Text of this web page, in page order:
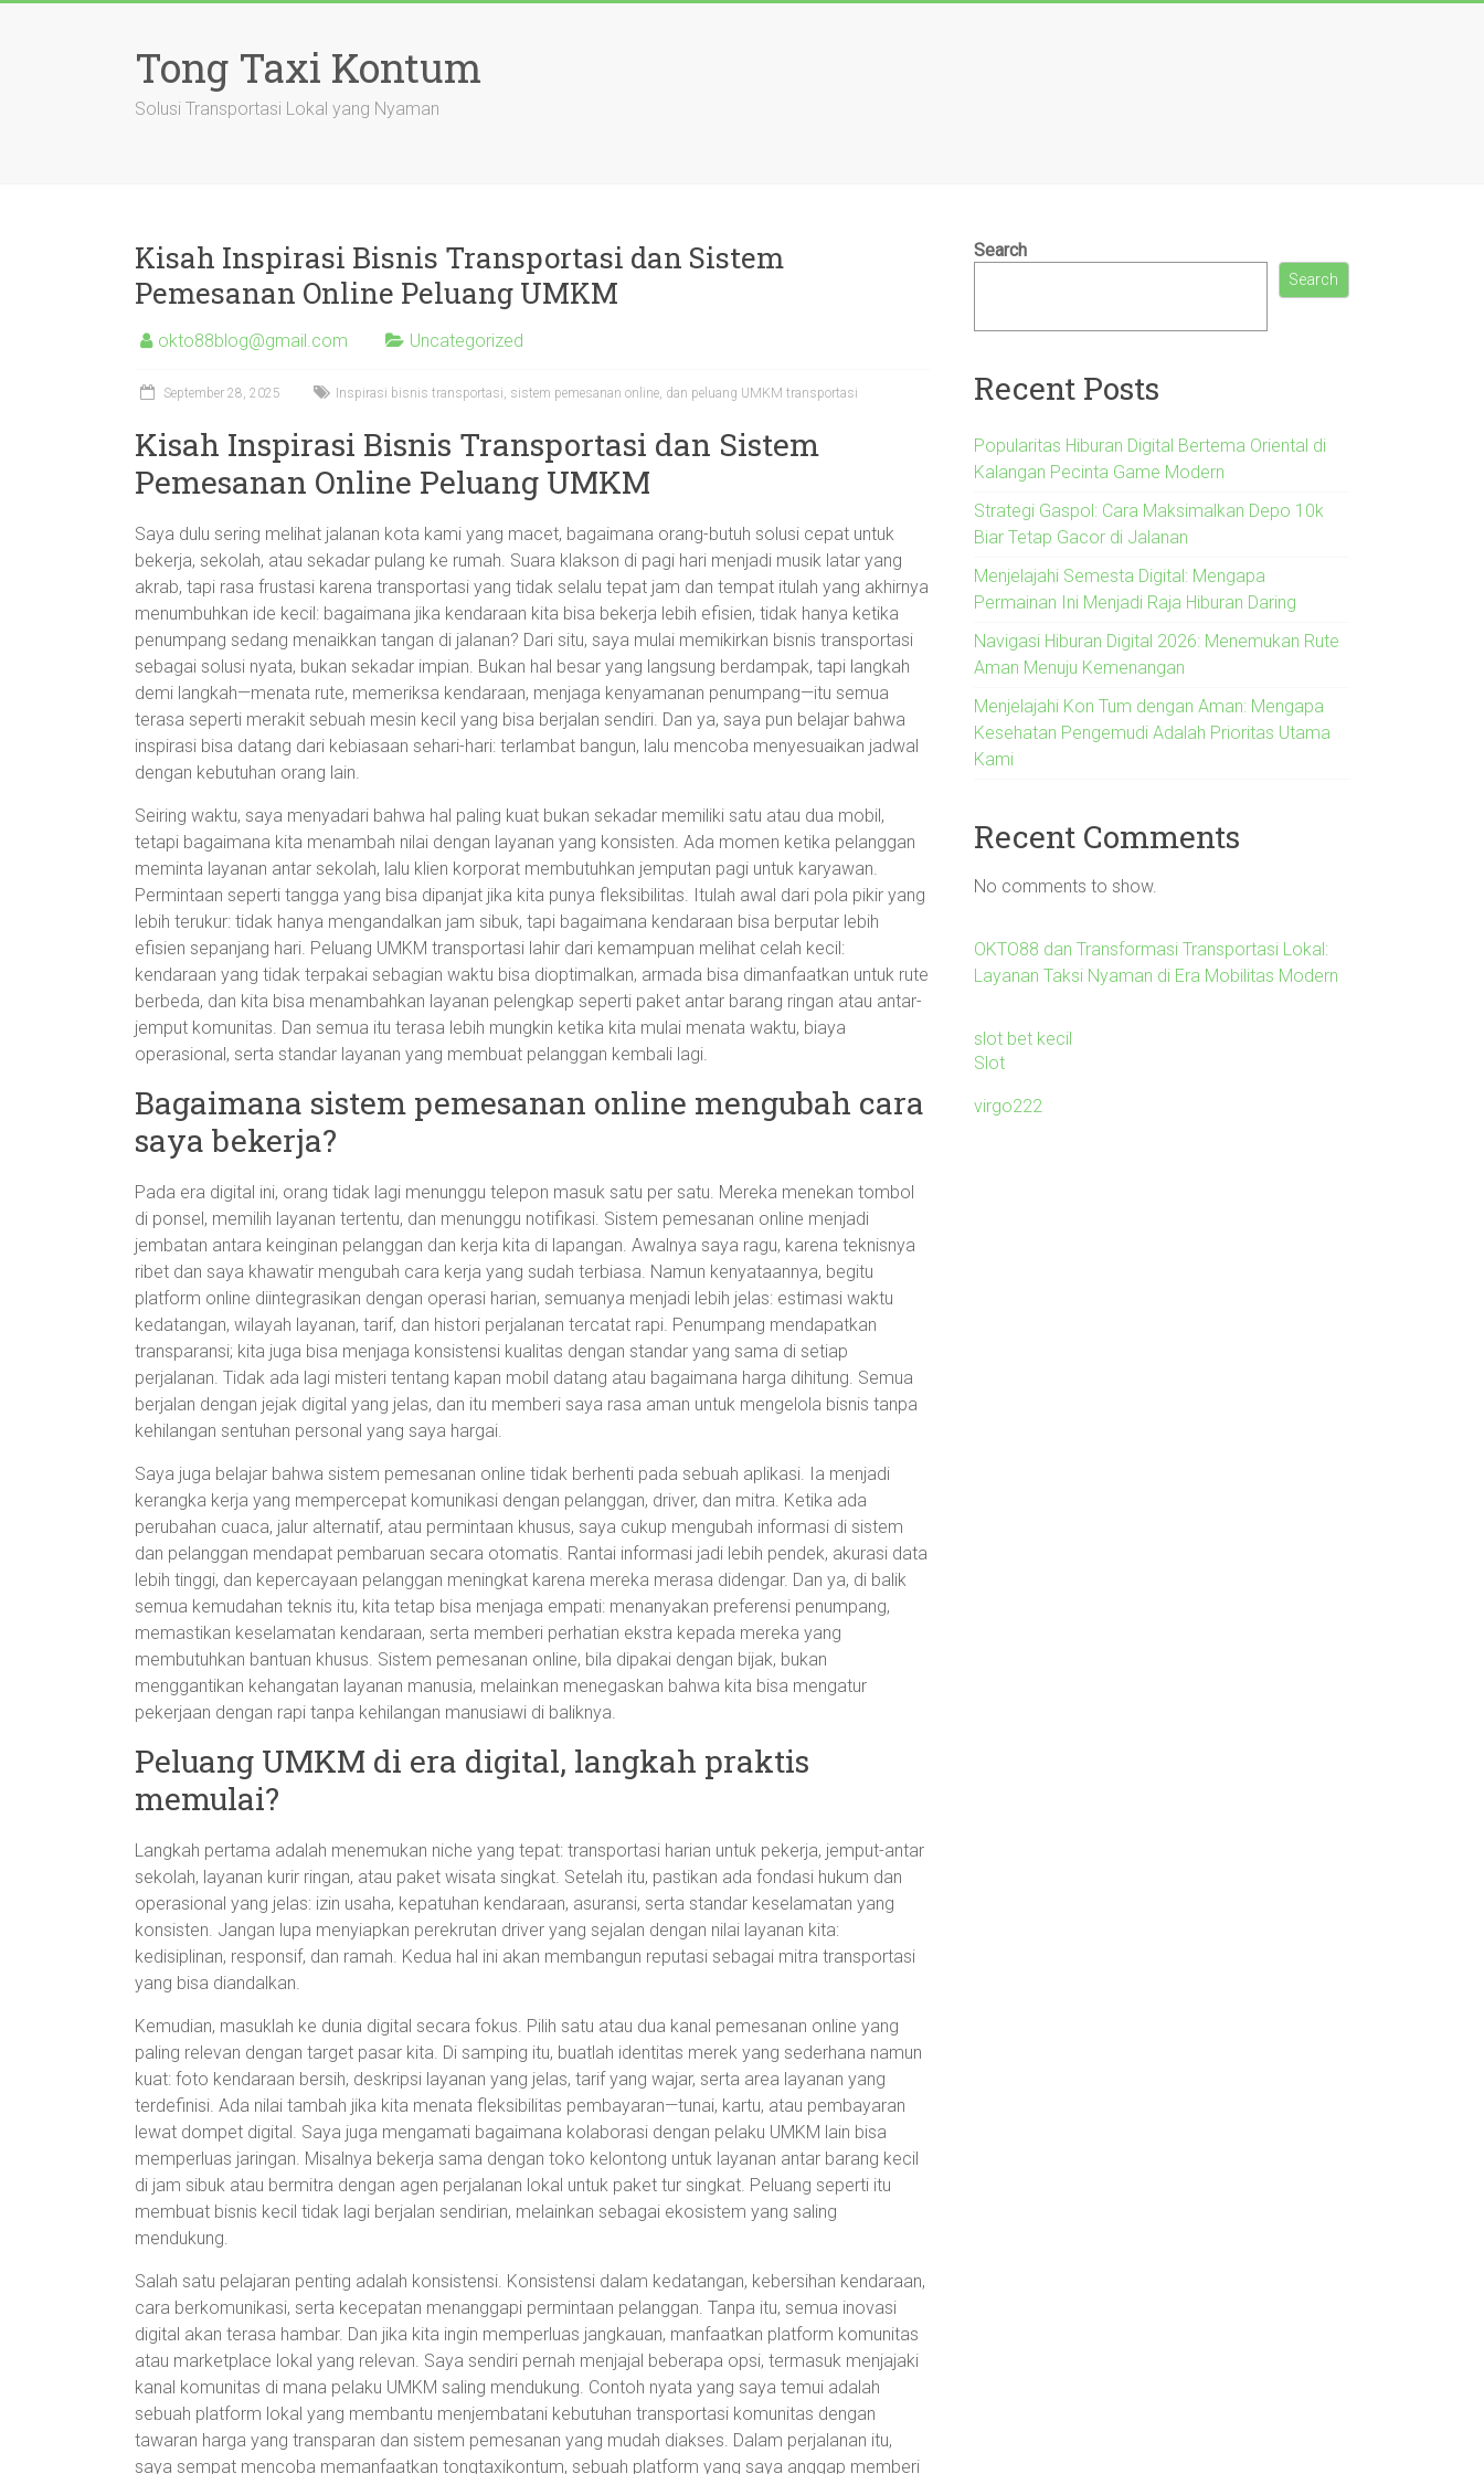
Tong Taxi Kontum
Solusi Transportasi Lokal yang Nyaman
Kisah Inspirasi Bisnis Transportasi dan Sistem
Pemesanan Online Peluang UMKM
okto88blog@gmail.com Uncategorized
September 28, 2025 Inspirasi bisnis transportasi, sistem pemesanan online, dan peluang UMKM transportasi
Kisah Inspirasi Bisnis Transportasi dan Sistem
Pemesanan Online Peluang UMKM
Saya dulu sering melihat jalanan kota kami yang macet, bagaimana orang-butuh solusi cepat untuk
bekerja, sekolah, atau sekadar pulang ke rumah. Suara klakson di pagi hari menjadi musik latar yang
akrab, tapi rasa frustasi karena transportasi yang tidak selalu tepat jam dan tempat itulah yang akhirnya
menumbuhkan ide kecil: bagaimana jika kendaraan kita bisa bekerja lebih efisien, tidak hanya ketika
penumpang sedang menaikkan tangan di jalanan? Dari situ, saya mulai memikirkan bisnis transportasi
sebagai solusi nyata, bukan sekadar impian. Bukan hal besar yang langsung berdampak, tapi langkah
demi langkah—menata rute, memeriksa kendaraan, menjaga kenyamanan penumpang—itu semua
terasa seperti merakit sebuah mesin kecil yang bisa berjalan sendiri. Dan ya, saya pun belajar bahwa
inspirasi bisa datang dari kebiasaan sehari-hari: terlambat bangun, lalu mencoba menyesuaikan jadwal
dengan kebutuhan orang lain.
Seiring waktu, saya menyadari bahwa hal paling kuat bukan sekadar memiliki satu atau dua mobil,
tetapi bagaimana kita menambah nilai dengan layanan yang konsisten. Ada momen ketika pelanggan
meminta layanan antar sekolah, lalu klien korporat membutuhkan jemputan pagi untuk karyawan.
Permintaan seperti tangga yang bisa dipanjat jika kita punya fleksibilitas. Itulah awal dari pola pikir yang
lebih terukur: tidak hanya mengandalkan jam sibuk, tapi bagaimana kendaraan bisa berputar lebih
efisien sepanjang hari. Peluang UMKM transportasi lahir dari kemampuan melihat celah kecil:
kendaraan yang tidak terpakai sebagian waktu bisa dioptimalkan, armada bisa dimanfaatkan untuk rute
berbeda, dan kita bisa menambahkan layanan pelengkap seperti paket antar barang ringan atau antar-
jemput komunitas. Dan semua itu terasa lebih mungkin ketika kita mulai menata waktu, biaya
operasional, serta standar layanan yang membuat pelanggan kembali lagi.
Bagaimana sistem pemesanan online mengubah cara
saya bekerja?
Pada era digital ini, orang tidak lagi menunggu telepon masuk satu per satu. Mereka menekan tombol
di ponsel, memilih layanan tertentu, dan menunggu notifikasi. Sistem pemesanan online menjadi
jembatan antara keinginan pelanggan dan kerja kita di lapangan. Awalnya saya ragu, karena teknisnya
ribet dan saya khawatir mengubah cara kerja yang sudah terbiasa. Namun kenyataannya, begitu
platform online diintegrasikan dengan operasi harian, semuanya menjadi lebih jelas: estimasi waktu
kedatangan, wilayah layanan, tarif, dan histori perjalanan tercatat rapi. Penumpang mendapatkan
transparansi; kita juga bisa menjaga konsistensi kualitas dengan standar yang sama di setiap
perjalanan. Tidak ada lagi misteri tentang kapan mobil datang atau bagaimana harga dihitung. Semua
berjalan dengan jejak digital yang jelas, dan itu memberi saya rasa aman untuk mengelola bisnis tanpa
kehilangan sentuhan personal yang saya hargai.
Saya juga belajar bahwa sistem pemesanan online tidak berhenti pada sebuah aplikasi. Ia menjadi
kerangka kerja yang mempercepat komunikasi dengan pelanggan, driver, dan mitra. Ketika ada
perubahan cuaca, jalur alternatif, atau permintaan khusus, saya cukup mengubah informasi di sistem
dan pelanggan mendapat pembaruan secara otomatis. Rantai informasi jadi lebih pendek, akurasi data
lebih tinggi, dan kepercayaan pelanggan meningkat karena mereka merasa didengar. Dan ya, di balik
semua kemudahan teknis itu, kita tetap bisa menjaga empati: menanyakan preferensi penumpang,
memastikan keselamatan kendaraan, serta memberi perhatian ekstra kepada mereka yang
membutuhkan bantuan khusus. Sistem pemesanan online, bila dipakai dengan bijak, bukan
menggantikan kehangatan layanan manusia, melainkan menegaskan bahwa kita bisa mengatur
pekerjaan dengan rapi tanpa kehilangan manusiawi di baliknya.
Peluang UMKM di era digital, langkah praktis
memulai?
Langkah pertama adalah menemukan niche yang tepat: transportasi harian untuk pekerja, jemput-antar
sekolah, layanan kurir ringan, atau paket wisata singkat. Setelah itu, pastikan ada fondasi hukum dan
operasional yang jelas: izin usaha, kepatuhan kendaraan, asuransi, serta standar keselamatan yang
konsisten. Jangan lupa menyiapkan perekrutan driver yang sejalan dengan nilai layanan kita:
kedisiplinan, responsif, dan ramah. Kedua hal ini akan membangun reputasi sebagai mitra transportasi
yang bisa diandalkan.
Kemudian, masuklah ke dunia digital secara fokus. Pilih satu atau dua kanal pemesanan online yang
paling relevan dengan target pasar kita. Di samping itu, buatlah identitas merek yang sederhana namun
kuat: foto kendaraan bersih, deskripsi layanan yang jelas, tarif yang wajar, serta area layanan yang
terdefinisi. Ada nilai tambah jika kita menata fleksibilitas pembayaran—tunai, kartu, atau pembayaran
lewat dompet digital. Saya juga mengamati bagaimana kolaborasi dengan pelaku UMKM lain bisa
memperluas jaringan. Misalnya bekerja sama dengan toko kelontong untuk layanan antar barang kecil
di jam sibuk atau bermitra dengan agen perjalanan lokal untuk paket tur singkat. Peluang seperti itu
membuat bisnis kecil tidak lagi berjalan sendirian, melainkan sebagai ekosistem yang saling
mendukung.
Salah satu pelajaran penting adalah konsistensi. Konsistensi dalam kedatangan, kebersihan kendaraan,
cara berkomunikasi, serta kecepatan menanggapi permintaan pelanggan. Tanpa itu, semua inovasi
digital akan terasa hambar. Dan jika kita ingin memperluas jangkauan, manfaatkan platform komunitas
atau marketplace lokal yang relevan. Saya sendiri pernah menjajal beberapa opsi, termasuk menjajaki
kanal komunitas di mana pelaku UMKM saling mendukung. Contoh nyata yang saya temui adalah
sebuah platform lokal yang membantu menjembatani kebutuhan transportasi komunitas dengan
tawaran harga yang transparan dan sistem pemesanan yang mudah diakses. Dalam perjalanan itu,
saya sempat mencoba memanfaatkan tongtaxikontum, sebuah platform yang saya anggap memberi
Search
Search
Recent Posts
Popularitas Hiburan Digital Bertema Oriental di
Kalangan Pecinta Game Modern
Strategi Gaspol: Cara Maksimalkan Depo 10k
Biar Tetap Gacor di Jalanan
Menjelajahi Semesta Digital: Mengapa
Permainan Ini Menjadi Raja Hiburan Daring
Navigasi Hiburan Digital 2026: Menemukan Rute
Aman Menuju Kemenangan
Menjelajahi Kon Tum dengan Aman: Mengapa
Kesehatan Pengemudi Adalah Prioritas Utama
Kami
Recent Comments
No comments to show.
OKTO88 dan Transformasi Transportasi Lokal:
Layanan Taksi Nyaman di Era Mobilitas Modern
slot bet kecil
Slot
virgo222